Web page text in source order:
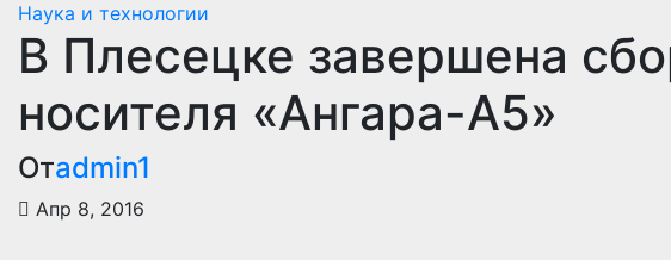
Наука и технологии
В Плесецке завершена
носителя «Ангара-А5»
Отadmin1
Апр 8, 2016